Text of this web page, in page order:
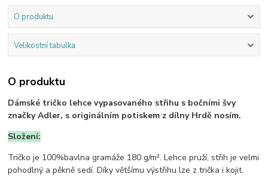
O produktu
Velikostní tabulka
O produktu
Dámské tričko lehce vypasovaného střihu s bočními švy
značky Adler, s originálním potiskem z dílny Hrdě nosím.
Složení:
Tričko je 100%bavlna gramáže 180 g/m². Lehce pruží, střih je velmi
pohodlný a pěkně sedí. Díky většímu výstřihu lze z trička i kojit.